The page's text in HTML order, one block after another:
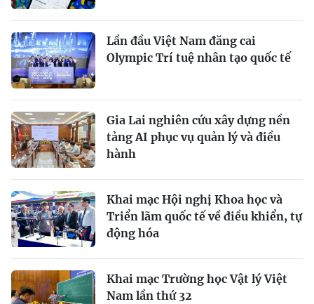
Lần đầu Việt Nam đăng cai
Olympic Trí tuệ nhân tạo quốc tế
Gia Lai nghiên cứu xây dựng nền
tảng AI phục vụ quản lý và điều
hành
Khai mạc Hội nghị Khoa học và
Triển lãm quốc tế về điều khiển, tự
động hóa
Khai mạc Trường học Vật lý Việt
Nam lần thứ 32